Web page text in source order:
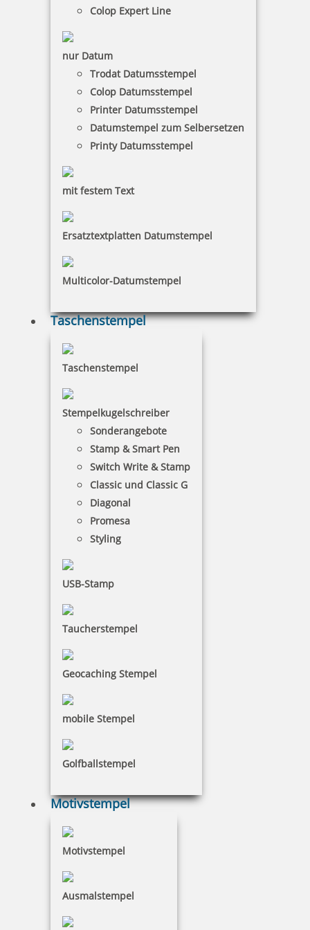
Colop Expert Line
nur Datum
Trodat Datumsstempel
Colop Datumsstempel
Printer Datumsstempel
Datumstempel zum Selbersetzen
Printy Datumsstempel
mit festem Text
Ersatztextplatten Datumstempel
Multicolor-Datumstempel
Taschenstempel
Taschenstempel
Stempelkugelschreiber
Sonderangebote
Stamp & Smart Pen
Switch Write & Stamp
Classic und Classic G
Diagonal
Promesa
Styling
USB-Stamp
Taucherstempel
Geocaching Stempel
mobile Stempel
Golfballstempel
Motivstempel
Motivstempel
Ausmalstempel